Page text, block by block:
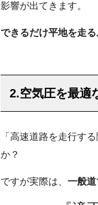
影響が出てきます。
できるだけ平地を走
2.空気圧を最適
「高速道路を走行す
か？
ですが実際は、 一般道